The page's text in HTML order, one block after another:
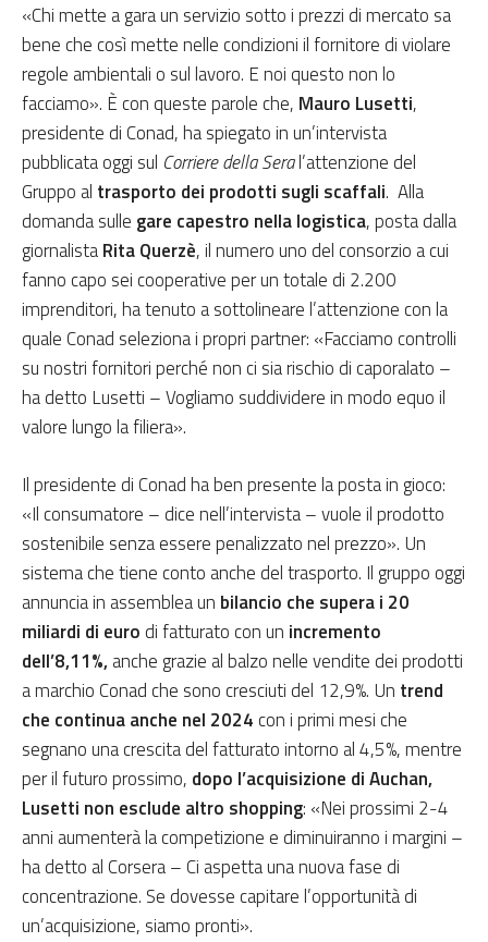
«Chi mette a gara un servizio sotto i prezzi di mercato sa
bene che così mette nelle condizioni il fornitore di violare
regole ambientali o sul lavoro. E noi questo non lo
facciamo». È con queste parole che, Mauro Lusetti,
presidente di Conad, ha spiegato in un’intervista
pubblicata oggi sul Corriere della Seral’attenzione del
Gruppo al trasporto dei prodotti sugli scaffali. Alla
domanda sulle gare capestro nella logistica, posta dalla
giornalistaRita Querzè, il numero uno del consorzio a cui
fanno capo sei cooperative per un totale di 2.200
imprenditori, ha tenuto a sottolineare l’attenzione con la
quale Conad seleziona i propri partner: «Facciamo controlli
su nostri fornitori perché non ci sia rischio di caporalato –
ha detto Lusetti – Vogliamo suddividere in modo equo il
valore lungo la filiera».
Il presidente di Conad ha ben presente la posta in gioco:
«Il consumatore – dice nell’intervista – vuole il prodotto
sostenibile senza essere penalizzato nel prezzo». Un
sistema che tiene conto anche del trasporto. Il gruppo oggi
annuncia in assemblea un bilancio che supera i 20
miliardi di euro di fatturato con un incremento
dell’8,11%,anche grazie al balzo nelle vendite dei prodotti
a marchio Conad che sono cresciuti del 12,9%. Un trend
che continua anche nel 2024 con i primi mesi che
segnano una crescita del fatturato intorno al 4,5%, mentre
per il futuro prossimo, dopo l’acquisizione di Auchan,
Lusetti non esclude altro shopping: «Nei prossimi 2-4
anni aumenterà la competizione e diminuiranno i margini –
ha detto al Corsera – Ci aspetta una nuova fase di
concentrazione. Se dovesse capitare l’opportunità di
un’acquisizione, siamo pronti».